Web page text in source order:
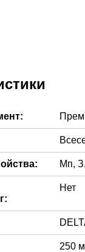
Мп,
Нет
250